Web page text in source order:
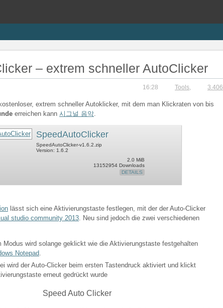
– extrem schneller AutoClicker
16:28 Tools, 3.406
extrem schneller Autoklicker, mit dem man Klickraten von bis
erreichen kann 시그널 음악.
SpeedAutoClicker
SpeedAutoClicker-v1.6.2.zip
Version: 1.6.2
2.0 MiB
13152954 Downloads
DETAILS
lässt sich eine Aktivierungstaste festlegen, mit der der Auto-Clicker
studio community 2013. Neu sind jedoch die zwei verschiedenen
Modus wird solange geklickt wie die Aktivierungstaste festgehalten
Notepad.
wird der Auto-Clicker beim ersten Tastendruck aktiviert und klickt
erneut gedrückt wurde